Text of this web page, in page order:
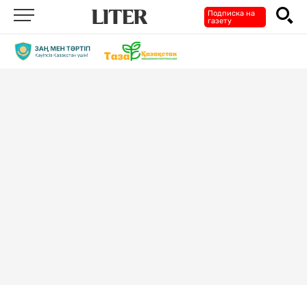
Подписка на
газету